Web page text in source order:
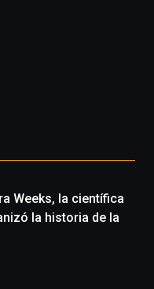
Weeks, la científica
la historia de la